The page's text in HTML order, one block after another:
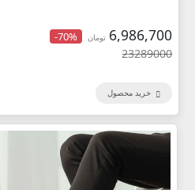
6,986,700 تومان -70%
23289000
خرید محصول